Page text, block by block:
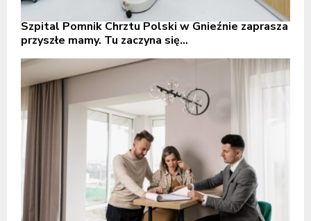
Szpital Pomnik Chrztu Polski w Gnieźnie zaprasza
przyszłe mamy. Tu zaczyna się...